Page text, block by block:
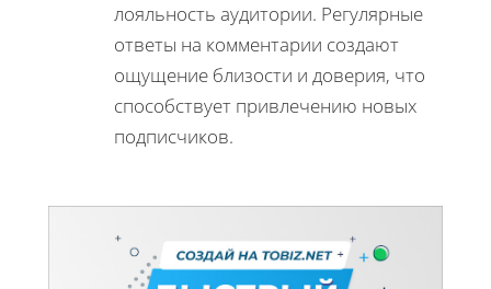
лояльность аудитории. Регулярные
ответы на комментарии создают
ощущение близости и доверия, что
способствует привлечению новых
подписчиков.